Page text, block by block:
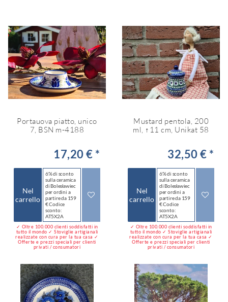
Portauova piatto, unico
7, BSN m-4188
17,20 € *
Nel
carrello
6% di sconto
sulla ceramica
di Bolesławiec
per ordini a
partire da 159
€ Codice
sconto:
AT5X2A
✓ Oltre 100.000 clienti soddisfatti in
tutto il mondo ✓ Stoviglie artigianali
realizzate con cura per la tua casa ✓
Offerte e prezzi speciali per clienti
privati / consumatori
Mustard pentola, 200
ml, ↑11 cm, Unikat 58
32,50 € *
Nel
carrello
6% di sconto
sulla ceramica
di Bolesławiec
per ordini a
partire da 159
€ Codice
sconto:
AT5X2A
✓ Oltre 100.000 clienti soddisfatti in
tutto il mondo ✓ Stoviglie artigianali
realizzate con cura per la tua casa ✓
Offerte e prezzi speciali per clienti
privati / consumatori